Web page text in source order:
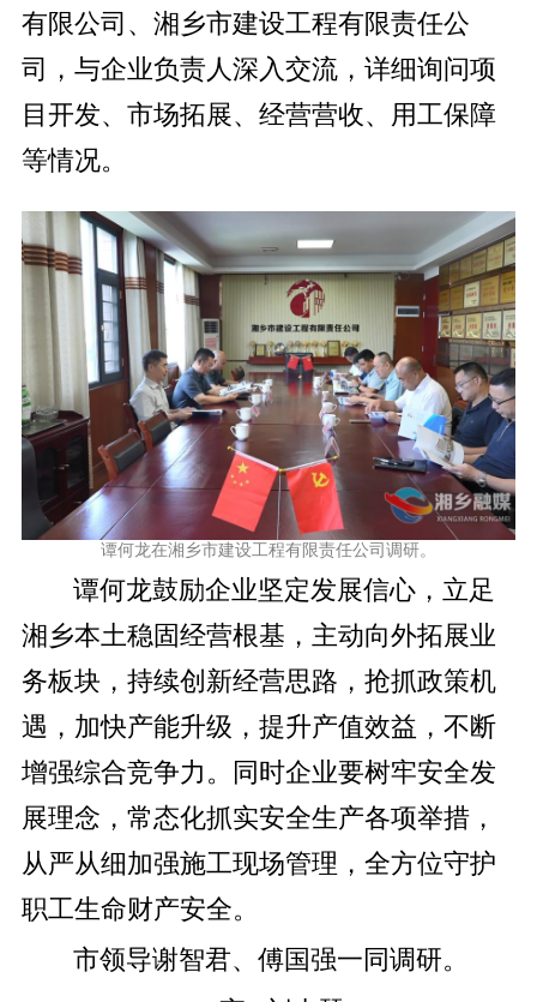
有限公司、湘乡市建设工程有限责任公
司，与企业负责人深入交流，详细询问项
目开发、市场拓展、经营营收、用工保障
等情况。
谭何龙在湘乡市建设工程有限责任公司调研。
谭何龙鼓励企业坚定发展信心，立足
湘乡本土稳固经营根基，主动向外拓展业
务板块，持续创新经营思路，抢抓政策机
遇，加快产能升级，提升产值效益，不断
增强综合竞争力。同时企业要树牢安全发
展理念，常态化抓实安全生产各项举措，
从严从细加强施工现场管理，全方位守护
职工生命财产安全。
市领导谢智君、傅国强一同调研。